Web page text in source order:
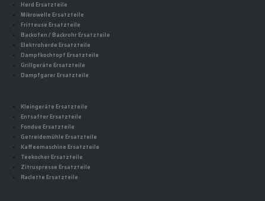
Herd Ersatzteile
Mikrowelle Ersatzteile
Fritteuse Ersatzteile
Backofen / Backrohr Ersatzteile
Elektroherde Ersatzteile
Dampfkochtopf Ersatzteile
Grillgeräte Ersatzteile
Dampfgarer Ersatzteile
Kleingeräte Ersatzteile
Entsafter Ersatzteile
Fondue Ersatzteile
Getreidemühle Ersatzteile
Kaffeemaschine Ersatzteile
Teekocher Ersatzteile
Zitruspresse Ersatzteile
Raclette Ersatzteile